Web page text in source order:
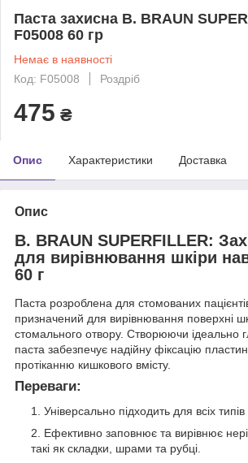
Паста захисна B. BRAUN
F05008 60 гр
Немає в наявності
Код: F05008
Роздріб
475 ₴
Опис Характеристики Доставка
Опис
B. BRAUN SUPERFILLER:
для вирівнювання шкіри
60 г
Паста розроблена для стомованих
призначений для вирівнювання поверхні
стомального отвору. Створюючи ідеально
паста забезпечує надійну фіксацію
протіканню кишкового вмісту.
Переваги:
Універсально підходить для всіх
Ефективно заповнює та вирівнює
такі як складки, шрами та рубці.